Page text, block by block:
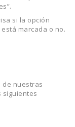
si la opción
marcada o no.
de nuestras
siguientes